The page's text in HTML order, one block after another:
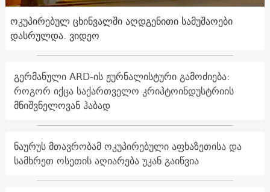
ოკუპირებულ ცხინვალში აღდგენითი სამუშაოები
დასრულდა. ვიდეო
გერმანული ARD-ის ჟურნალისტური გამოძიება:
როგორ იქცა საქართველო კრიპტოინდუსტრიის
მნიშვნელოვან ჰაბად
ნაურუს მთავრობამ ოკუპირებული აფხაზეთისა და
სამხრეთ ოსეთის აღიარება უკან გაიწვია